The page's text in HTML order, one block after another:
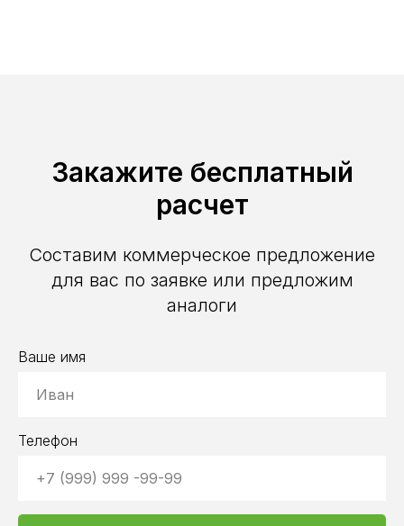
Закажите бесплатный
расчет
Составим коммерческое предложение
для вас по заявке или предложим
аналоги
Ваше имя
Телефон